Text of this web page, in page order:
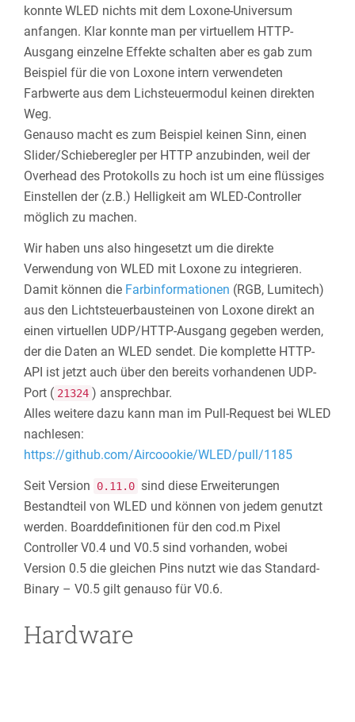
konnte WLED nichts mit dem Loxone-Universum
anfangen. Klar konnte man per virtuellem HTTP-
Ausgang einzelne Effekte schalten aber es gab zum
Beispiel für die von Loxone intern verwendeten
Farbwerte aus dem Lichsteuermodul keinen direkten
Weg.
Genauso macht es zum Beispiel keinen Sinn, einen
Slider/Schieberegler per HTTP anzubinden, weil der
Overhead des Protokolls zu hoch ist um eine flüssiges
Einstellen der (z.B.) Helligkeit am WLED-Controller
möglich zu machen.
Wir haben uns also hingesetzt um die direkte
Verwendung von WLED mit Loxone zu integrieren.
Damit können die Farbinformationen (RGB, Lumitech)
aus den Lichtsteuerbausteinen von Loxone direkt an
einen virtuellen UDP/HTTP-Ausgang gegeben werden,
der die Daten an WLED sendet. Die komplette HTTP-
API ist jetzt auch über den bereits vorhandenen UDP-
Port ( 21324 ) ansprechbar.
Alles weitere dazu kann man im Pull-Request bei WLED
nachlesen:
https://github.com/Aircoookie/WLED/pull/1185
Seit Version 0.11.0 sind diese Erweiterungen
Bestandteil von WLED und können von jedem genutzt
werden. Boarddefinitionen für den cod.m Pixel
Controller V0.4 und V0.5 sind vorhanden, wobei
Version 0.5 die gleichen Pins nutzt wie das Standard-
Binary – V0.5 gilt genauso für V0.6.
Hardware